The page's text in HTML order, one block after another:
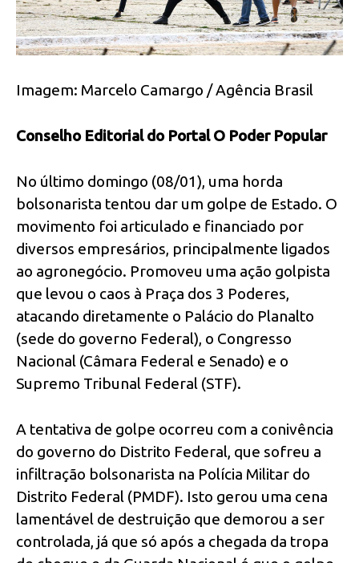
Imagem: Marcelo Camargo / Agência Brasil
Conselho Editorial do Portal O Poder Popular
No último domingo (08/01), uma horda
bolsonarista tentou dar um golpe de Estado. O
movimento foi articulado e financiado por
diversos empresários, principalmente ligados
ao agronegócio. Promoveu uma ação golpista
que levou o caos à Praça dos 3 Poderes,
atacando diretamente o Palácio do Planalto
(sede do governo Federal), o Congresso
Nacional (Câmara Federal e Senado) e o
Supremo Tribunal Federal (STF).
A tentativa de golpe ocorreu com a conivência
do governo do Distrito Federal, que sofreu a
infiltração bolsonarista na Polícia Militar do
Distrito Federal (PMDF). Isto gerou uma cena
lamentável de destruição que demorou a ser
controlada, já que só após a chegada da tropa